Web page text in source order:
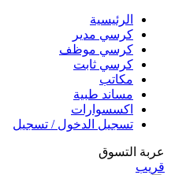
الرئيسية
كرسي مدير
كرسي موظف
كرسي ثابت
مكاتب
مساند طبية
اكسسوارات
تسجيل الدخول / تسجيل
عربة التسوق
قريب